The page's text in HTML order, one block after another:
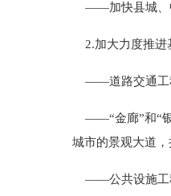
——加快县城、
2.加大力度推进
——道路交通工程
——“金廊”和“银
城市的景观大道，
——公共设施工程